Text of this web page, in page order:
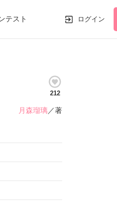
テスト ログイン
212
月森瑠璃／著